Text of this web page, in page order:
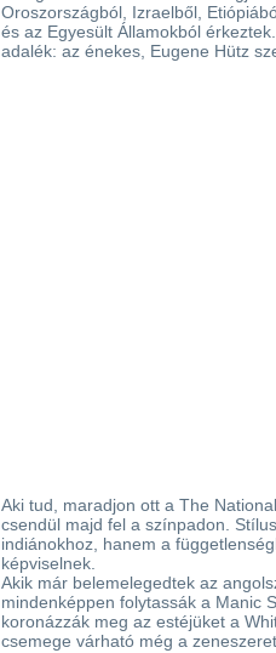
Oroszországból, Izraelből,
és az Egyesült Államokból
adalék: az énekes, Eugene Hütz
Aki tud, maradjon ott a The
csendül majd fel a színpadon.
indiánokhoz, hanem a
képviselnek.
Akik már belemelegedtek az
mindenképpen folytassák a Manic
koronázzák meg az estéjüket a
csemege várható még a